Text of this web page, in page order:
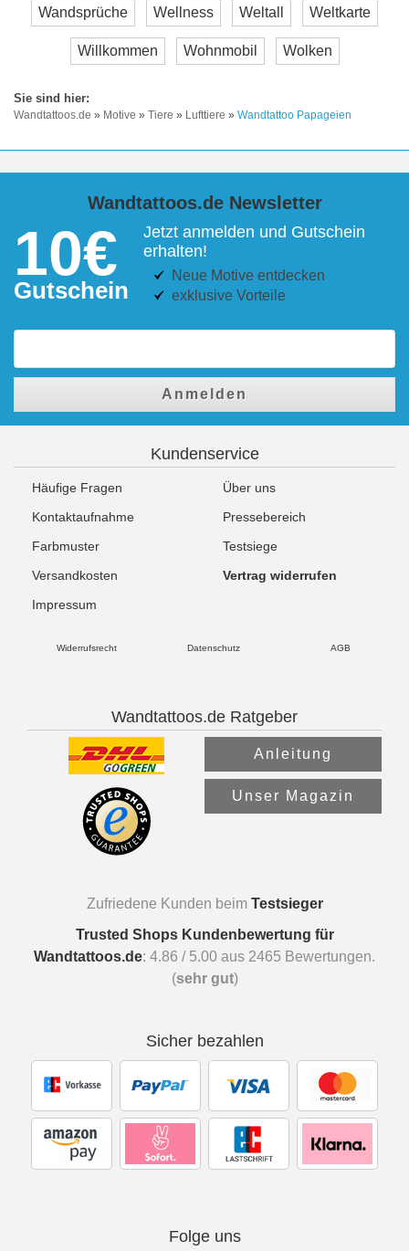
Wandsprüche Wellness Weltall Weltkarte
Willkommen Wohnmobil Wolken
Wandtattoos.de » Motive » Tiere » Lufttiere » Wandtattoo Papageien
Wandtattoos.de Newsletter
10€
Gutschein
Jetzt anmelden und Gutschein
erhalten!
Neue Motive entdecken
exklusive Vorteile
Anmelden
Kundenservice
Häufige Fragen
Über uns
Kontaktaufnahme
Pressebereich
Farbmuster
Testsiege
Versandkosten
Vertrag widerrufen
Impressum
Widerrufsrecht Datenschutz AGB
Wandtattoos.de Ratgeber
Anleitung
Unser Magazin
Zufriedene Kunden beim Testsieger
Trusted Shops Kundenbewertung für
Wandtattoos.de: 4.86 / 5.00 aus 2465 Bewertungen.
(sehr gut)
Sicher bezahlen
Folge uns